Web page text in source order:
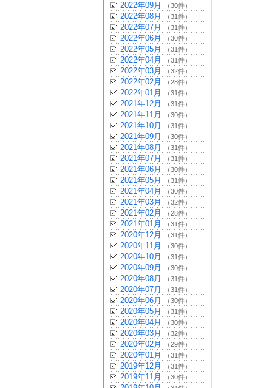
2022年09月 （30件）
2022年08月 （31件）
2022年07月 （31件）
2022年06月 （30件）
2022年05月 （31件）
2022年04月 （31件）
2022年03月 （32件）
2022年02月 （28件）
2022年01月 （31件）
2021年12月 （31件）
2021年11月 （30件）
2021年10月 （31件）
2021年09月 （30件）
2021年08月 （31件）
2021年07月 （31件）
2021年06月 （30件）
2021年05月 （31件）
2021年04月 （30件）
2021年03月 （32件）
2021年02月 （28件）
2021年01月 （31件）
2020年12月 （31件）
2020年11月 （30件）
2020年10月 （31件）
2020年09月 （30件）
2020年08月 （31件）
2020年07月 （31件）
2020年06月 （30件）
2020年05月 （31件）
2020年04月 （30件）
2020年03月 （32件）
2020年02月 （29件）
2020年01月 （31件）
2019年12月 （31件）
2019年11月 （30件）